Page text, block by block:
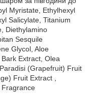
Myristate, Ethylhexyl
Salicylate, Titanium
Diethylamino
Sesquile
Glycol, Aloe
Extract, Olea
(Grapefruit) Fruit
Fruit Extract ,
Fragrance